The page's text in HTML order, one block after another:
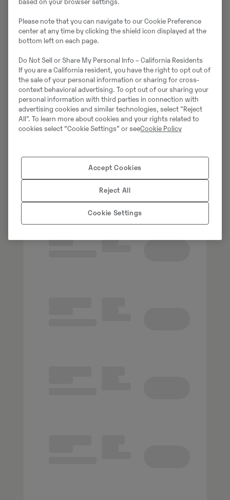
based on your browser settings.
Please note that you can navigate to our Cookie Preference
center at any time by clicking the shield icon displayed at the
bottom left on each page.
Do Not Sell or Share My Personal Info – California Residents
If you are a California resident, you have the right to opt out of
the sale of your personal information or sharing for cross-
context behavioral advertising. To opt out of our sharing your
personal information with third parties in connection with
advertising cookies and similar technologies, select "Reject
All". To learn more about cookies and your rights related to
cookies select “Cookie Settings” or seeCookie Policy
Accept Cookies
Reject All
Cookie Settings